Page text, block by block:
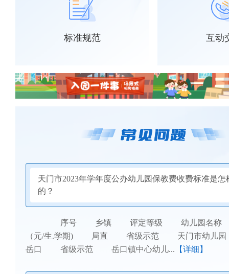
标准规范 互动
天门市2023年学年度公办幼儿园保教费收费标准是怎
的？
序号 乡镇 评定等级 幼儿园名称
（元/生.学期) 局直 省级示范 天门市
岳口 省级示范 岳口镇中心幼儿... 【详细】